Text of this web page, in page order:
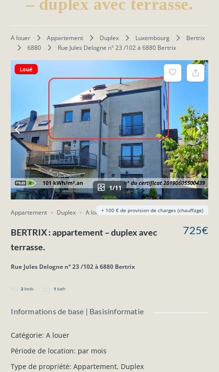
– duplex avec terrasse.
A louer Appartement Duplex Luxembourg
Bertrix
6880
Rue Jules Delogne n° 23 /102 à 6880 Bertrix
Loué
1/11
Appartement Duplex A louer
BERTRIX : appartement – duplex avec
terrasse.
Rue Jules Delogne n° 23 /102 à 6880 Bertrix
2 beds 1 bath
725€
+ 100 € de provision de charges (chauffage)
Informations de base | Basisinformatie
Catégorie: A louer
Période de location: par mois
Type de propriété: Appartement, Duplex